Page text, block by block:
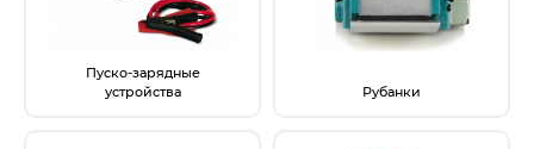
Пуско-зарядные
устройства
Рубанки